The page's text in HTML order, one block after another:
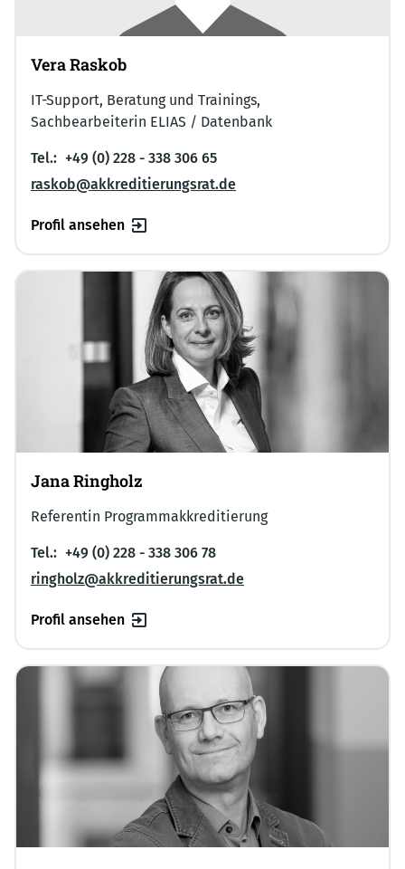
Vera Raskob
IT-Support, Beratung und Trainings,
Sachbearbeiterin ELIAS / Datenbank
Tel.: +49 (0) 228 - 338 306 65
raskob@akkreditierungsrat.de
Profil ansehen
Jana Ringholz
Referentin Programmakkreditierung
Tel.: +49 (0) 228 - 338 306 78
ringholz@akkreditierungsrat.de
Profil ansehen